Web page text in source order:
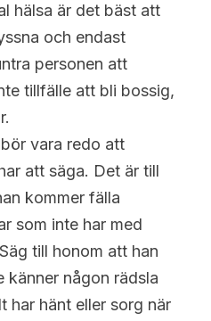
hälsa är det bäst att
och endast
personen att
tillfälle att bli bossig,
vara redo att
att säga. Det är till
kommer fälla
som inte har med
till honom att han
känner någon rädsla
har hänt eller sorg när